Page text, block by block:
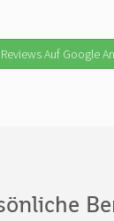
Auf Google